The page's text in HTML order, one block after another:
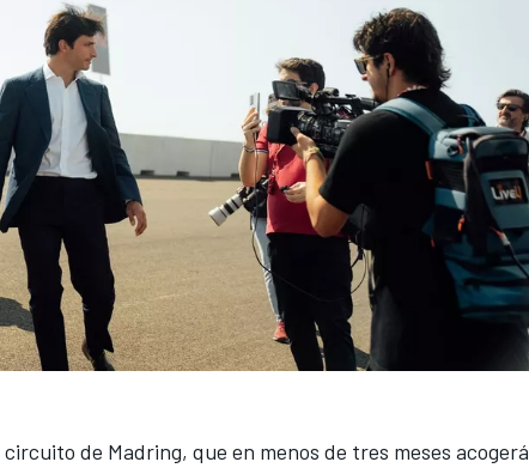
circuito de Madring, que en menos de tres meses acogerá